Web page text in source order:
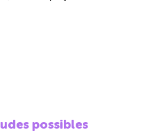
possibles